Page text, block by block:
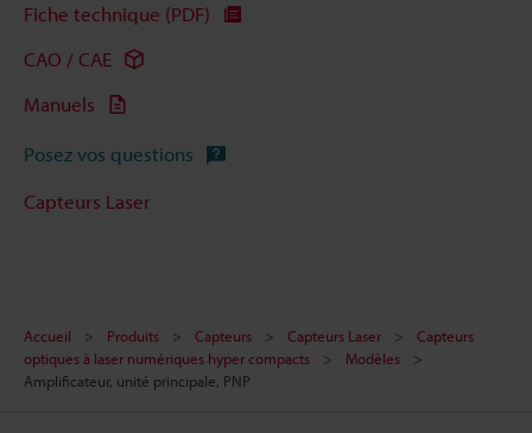
Fiche technique (PDF)
CAO / CAE
Manuels
Posez vos questions
Capteurs Laser
Accueil Produits Capteurs Capteurs Laser
Capteurs
optiques à laser numériques hyper compacts
Modèles
Amplificateur, unité principale, PNP